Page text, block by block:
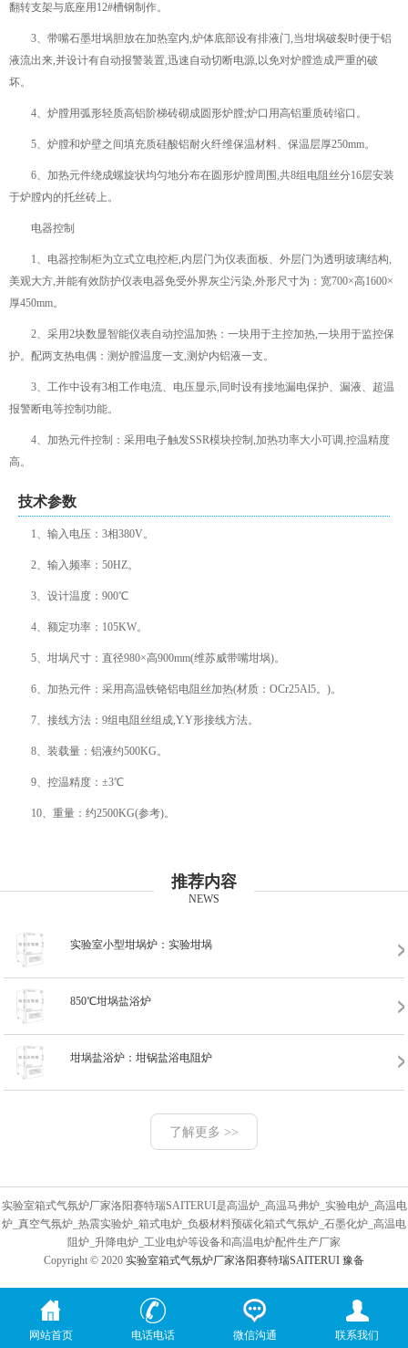
翻转支架与底座用12#槽钢制作。
3、带嘴石墨坩埚胆放在加热室内,炉体底部设有排液门,当坩埚破裂时便于铝
液流出来,并设计有自动报警装置,迅速自动切断电源,以免对炉膛造成严重的破
坏。
4、炉膛用弧形轻质高铝阶梯砖砌成圆形炉膛;炉口用高铝重质砖缩口。
5、炉膛和炉壁之间填充质硅酸铝耐火纤维保温材料、保温层厚250mm。
6、加热元件绕成螺旋状均匀地分布在圆形炉膛周围,共8组电阻丝分16层安装
于炉膛内的托丝砖上。
电器控制
1、电器控制柜为立式立电控柜,内层门为仪表面板、外层门为透明玻璃结构,
美观大方,并能有效防护仪表电器免受外界灰尘污染,外形尺寸为：宽700×高1600×
厚450mm。
2、采用2块数显智能仪表自动控温加热：一块用于主控加热,一块用于监控保
护。配两支热电偶：测炉膛温度一支,测炉内铝液一支。
3、工作中设有3相工作电流、电压显示,同时设有接地漏电保护、漏液、超温
报警断电等控制功能。
4、加热元件控制：采用电子触发SSR模块控制,加热功率大小可调,控温精度
高。
技术参数
1、输入电压：3相380V。
2、输入频率：50HZ。
3、设计温度：900℃
4、额定功率：105KW。
5、坩埚尺寸：直径980×高900mm(维苏威带嘴坩埚)。
6、加热元件：采用高温铁铬铝电阻丝加热(材质：OCr25Al5。)。
7、接线方法：9组电阻丝组成,Y.Y形接线方法。
8、装载量：铝液约500KG。
9、控温精度：±3℃
10、重量：约2500KG(参考)。
推荐内容
NEWS
实验室小型坩埚炉：实验坩埚
850℃坩埚盐浴炉
坩埚盐浴炉：坩锅盐浴电阻炉
了解更多 >>
实验室箱式气氛炉厂家洛阳赛特瑞SAITERUI是高温炉_高温马弗炉_实验电炉_高温电
炉_真空气氛炉_热震实验炉_箱式电炉_负极材料预碳化箱式气氛炉_石墨化炉_高温电
阻炉_升降电炉_工业电炉等设备和高温电炉配件生产厂家
Copyright © 2020 实验室箱式气氛炉厂家洛阳赛特瑞SAITERUI 豫备
网站首页 电话电话 微信沟通 联系我们